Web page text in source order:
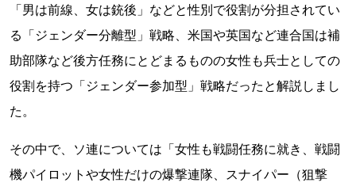
「男は前線、女は銃後」などと性別で役割が分担されてい
る「ジェンダー分離型」戦略、米国や英国など連合国は補
助部隊など後方任務にとどまるものの女性も兵士としての
役割を持つ「ジェンダー参加型」戦略だったと解説しまし
た。
その中で、ソ連については「女性も戦闘任務に就き、戦闘
機パイロットや女性だけの爆撃連隊、スナイパー（狙撃